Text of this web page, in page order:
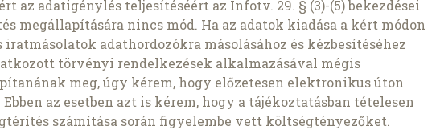
az adatigénylés teljesítéséért az Infotv. 29. § (3)-(5) bekezdései
megállapítására nincs mód. Ha az adatok kiadása a kért módon
adathordozókra másolásához és kézbesítéséhez
törvényi rendelkezések alkalmazásával mégis
meg, úgy kérem, hogy előzetesen elektronikus úton
az esetben azt is kérem, hogy a tájékoztatásban tételesen
számítása során figyelembe vett költségtényezőket.